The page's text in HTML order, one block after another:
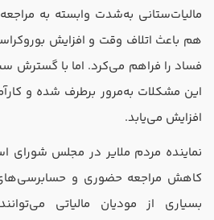
مالیات‌ستانی به‌شدت وابسته به
هم باعث اتلاف وقت و افزایش
فساد را فراهم می‌کرد. اما با گسترش
این مشکلات به‌مرور برطرف شده و
افزایش می‌یابد.
نماینده مردم ملایر در مجلس شورای
کاهش مراجعه حضوری و
بسیاری از مودیان مالیاتی